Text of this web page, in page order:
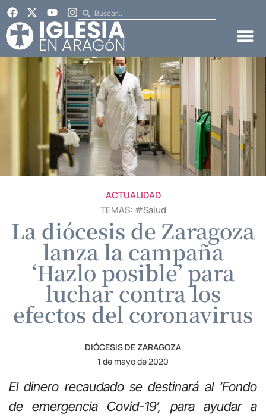
ACTUALIDAD
TEMAS: #Salud
La diócesis de Zaragoza
lanza la campaña
‘Hazlo posible’ para
luchar contra los
efectos del coronavirus
DIÓCESIS DE ZARAGOZA
1 de mayo de 2020
El dinero recaudado se destinará al ‘Fondo
de emergencia Covid-19’, para ayudar a